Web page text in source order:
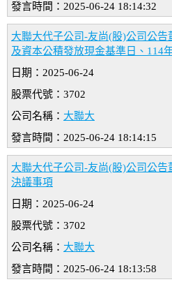
發言時間：2025-06-24 18:14:32
大聯大代子公司-友尚(股)公司公告
及資本公積發放現金基準日、114
日期：2025-06-24
股票代號：3702
公司名稱： 大聯大
發言時間：2025-06-24 18:14:15
大聯大代子公司-友尚(股)公司公
決議事項
日期：2025-06-24
股票代號：3702
公司名稱： 大聯大
發言時間：2025-06-24 18:13:58